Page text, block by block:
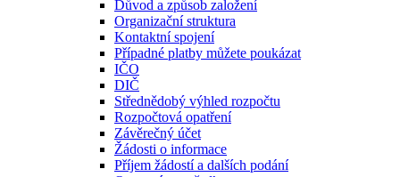
Důvod a způsob založení
Organizační struktura
Kontaktní spojení
Případné platby můžete poukázat
IČO
DIČ
Střednědobý výhled rozpočtu
Rozpočtová opatření
Závěrečný účet
Žádosti o informace
Příjem žádostí a dalších podání